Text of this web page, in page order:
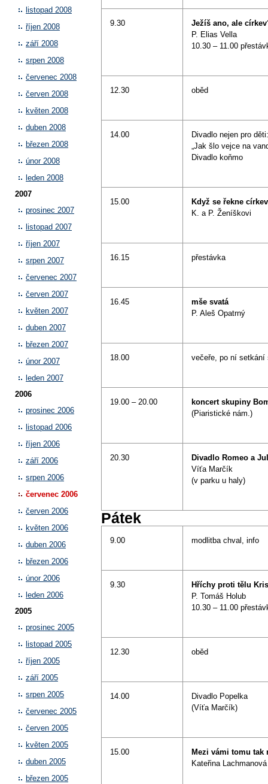
listopad 2008
říjen 2008
září 2008
srpen 2008
červenec 2008
červen 2008
květen 2008
duben 2008
březen 2008
únor 2008
leden 2008
2007
prosinec 2007
listopad 2007
říjen 2007
srpen 2007
červenec 2007
červen 2007
květen 2007
duben 2007
březen 2007
únor 2007
leden 2007
2006
prosinec 2006
listopad 2006
říjen 2006
září 2006
srpen 2006
červenec 2006
červen 2006
květen 2006
duben 2006
březen 2006
únor 2006
leden 2006
2005
prosinec 2005
listopad 2005
říjen 2005
září 2005
srpen 2005
červenec 2005
červen 2005
květen 2005
duben 2005
březen 2005
9.30
Ježíš ano, ale
P. Elias Vella
10.30 – 11.00
12.30 oběd
14.00
Divadlo nejen pro děti:
„Jak šlo vejce na
Divadlo koňmo
15.00
Když se řekne
K. a P. Ženíškovi
16.15 přestávka
16.45
mše svatá
P. Aleš Opatrný
18.00 večeře, po ní setkání
19.00 – 20.00
koncert skupiny
(Piaristické nám.)
20.30
Divadlo Romeo a
Víťa Marčík
(v parku u haly)
Pátek
9.00 modlitba chval, info
9.30
Hříchy proti tělu
P. Tomáš Holub
10.30 – 11.00
12.30 oběd
14.00
Divadlo Popelka
(Víťa Marčík)
15.00
Mezi vámi tomu tak
Kateřina Lachmanová